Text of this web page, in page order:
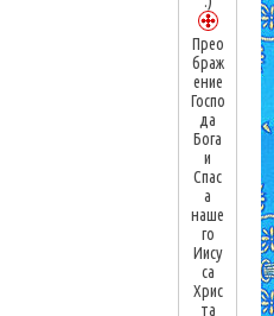
Прео
браж
ение
Госпо
да
Бога
и
Спас
а
наше
го
Иису
са
Хрис
та